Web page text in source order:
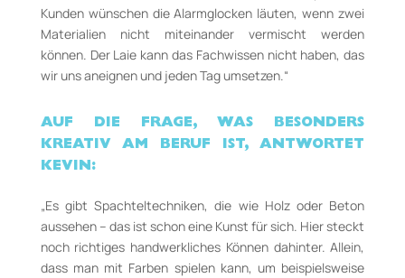
Kunden wünschen die Alarmglocken läuten, wenn zwei
Materialien nicht miteinander vermischt werden
können. Der Laie kann das Fachwissen nicht haben, das
wir uns aneignen und jeden Tag umsetzen.“
AUF DIE FRAGE, WAS BESONDERS
KREATIV AM BERUF IST, ANTWORTET
KEVIN:
„Es gibt Spachteltechniken, die wie Holz oder Beton
aussehen – das ist schon eine Kunst für sich. Hier steckt
noch richtiges handwerkliches Können dahinter. Allein,
dass man mit Farben spielen kann, um beispielsweise